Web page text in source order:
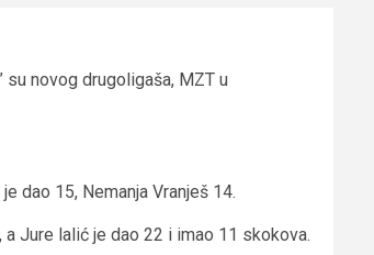
novog drugoligaša, MZT u
dao 15, Nemanja Vranješ 14.
Jure lalić je dao 22 i imao 11 skokova.